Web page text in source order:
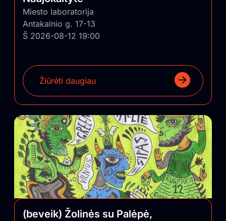
Miesto laboratorija
Antakalnio g. 17-13
Š 2026-08-12 19:00
Žiūrėti daugiau
(beveik) Žolinės su Palėpė,